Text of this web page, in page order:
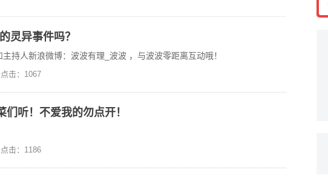
灵异事件吗？
持人新浪微博：波波有理_波波 ，与波波零距离互动哦！
点击：1067
听！不爱我的勿点开！
点击：1186